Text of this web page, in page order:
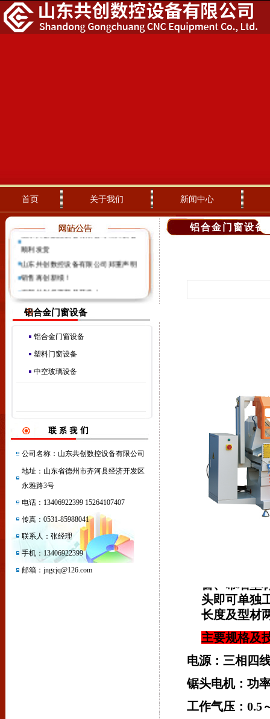
首页 关于我们 新闻中心
山东共创数控设备有限公司出口设备
顺利发货
山东共创数控设备有限公司郑重声明
销售再创新绩！
祝贺共创机器新品开发！
铝合金门窗设备
铝合金门窗设备
塑料门窗设备
中空玻璃设备
公司名称：山东共创数控设备有限公司
地址：山东省德州市齐河县经济开发区
永雅路3号
电话：13406922399 15264107407
传真：0531-85988041
联系人：张经理
手机：13406922399
邮箱：jngcjq@126.com
铝合金门窗设备
窗、幕墙型
头即可单独
长度及型材
主要规格及
电源：三相四
锯头电机：功
工作气压： 0.5